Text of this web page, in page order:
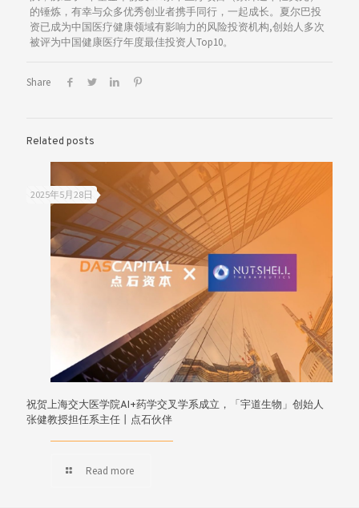
的锤炼，有幸与众多优秀创业者携手同行，一起成长。夏尔巴投
资已成为中国医疗健康领域有影响力的风险投资机构,创始人多次
被评为中国健康医疗年度最佳投资人Top10。
Share
Related posts
2025年5月28日
祝贺上海交大医学院AI+药学交叉学系成立，「宇道生物」创始人
张健教授担任系主任丨点石伙伴
Read more